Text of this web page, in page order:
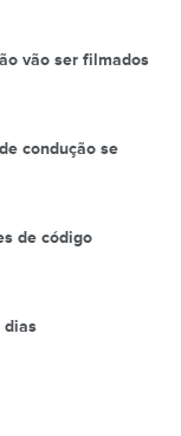
vão ser filmados
condução se
de código
dias